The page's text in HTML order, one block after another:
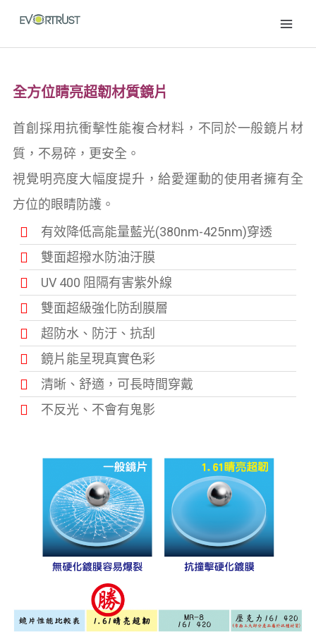
主
全方位睛亮超韌材質鏡片
首創採用抗衝擊性能複合材料，不同於一般鏡片材
質，不易碎，更安全。
視覺明亮度大幅度提升，給愛運動的使用者擁有全
方位的眼睛防護。
有效降低高能量藍光(380nm-425nm)穿透
雙面超撥水防油汙膜
UV 400 阻隔有害紫外線
雙面超級強化防刮膜層
超防水、防汙、抗刮
鏡片能呈現真實色彩
清晰、舒適，可長時間穿戴
不反光、不會有鬼影